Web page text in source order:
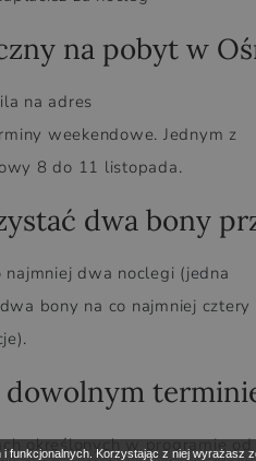
na pobyt w
na adres
weekendowe. Jednym z
8 do 11 listopada.
dwa bony
dwa noclegi (jedna
bony na co najmniej cztery
dowolnym
określonych w programie od
funkcjonalnych. Korzystając z niej wyrażasz